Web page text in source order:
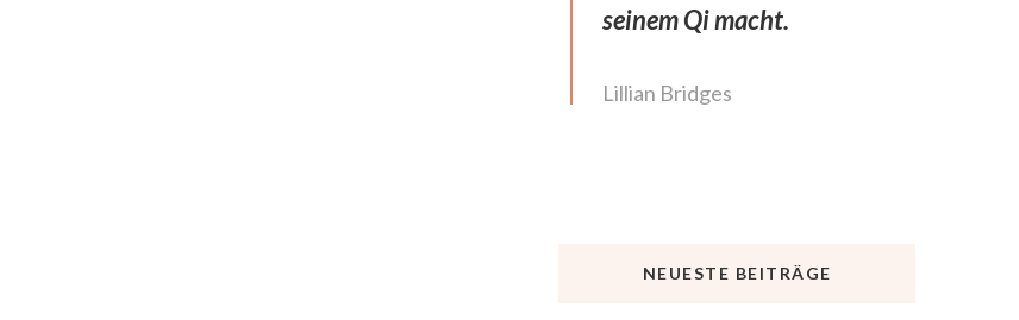
seinem Qi macht.
Lillian Bridges
NEUESTE BEITRÄGE